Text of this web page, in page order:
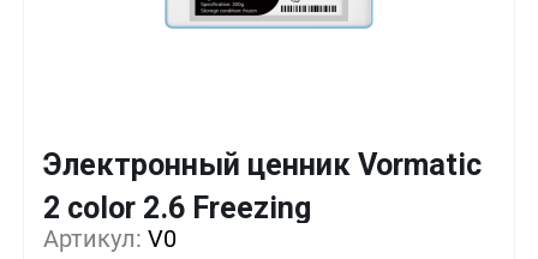
Электронный ценник Vormatic
2 color 2.6 Freezing
Артикул: V0
1+